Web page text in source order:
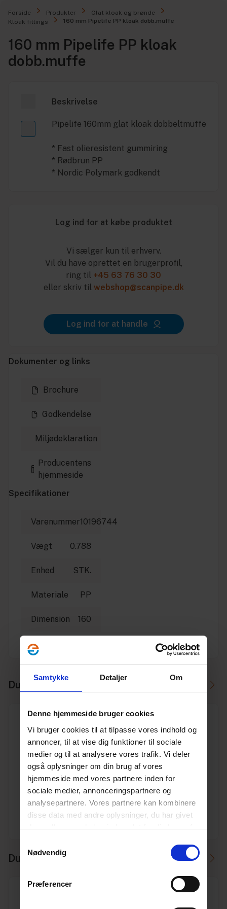
Samtykke Detaljer Om
Denne hjemmeside bruger cookies
Vi bruger cookies til at tilpasse vores indhold og
annoncer, til at vise dig funktioner til sociale
medier og til at analysere vores trafik. Vi deler
også oplysninger om din brug af vores
hjemmeside med vores partnere inden for
sociale medier, annonceringspartnere og
analysepartnere. Vores partnere kan kombinere
disse data med andre oplysninger, du har givet
dem, eller som de har indsamlet fra din brug af
Nødvendig
Præferencer
Forside Produkter
Glat kloak og brønde
Kloak fittings
160 mm Pipelife PP kloak dobb.muffe
160 mm Pipelife PP kloak
dobb.muffe
Beskrivelse
Pipelife 160mm glat kloak dobbeltmuffe
* Fast olieresistent gummiring
* Rødbrun PP
* Nordic Polymark godkendt
Log ind for at købe produktet
Vi sælger kun til erhverv.
Vil du have oprettet en brugerprofil,
ring til +45 63 76 30 30
eller skriv til webshop@scanpipe.dk
Log ind for at handle
Dokumenter og links
Brochure
Godkendelse
Miljødeklaration
Producentens
hjemmeside
Specifikationer
Varenummer10196744
Vægt 0.788
Enhed STK.
Materiale PP
Dimension 160
Producent
Du skal måske også bruge
160 mm x 30° Pipelife PP kloak bøjning
Varenr. 10196780
Pakkeinfo. STK.
Du kan måske i stedet bruge